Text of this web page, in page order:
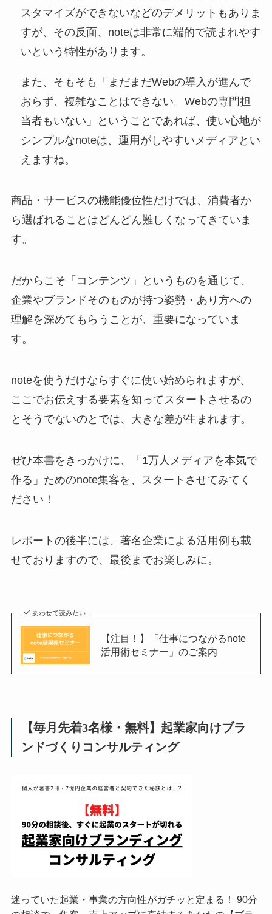
スタマイズができないなどのデメリットもありま
すが、その反面、noteは非常に端的で読まれやす
いという特性があります。
また、そもそも「まだまだWebの導入が進んで
おらず、複雑なことはできない。Webの専門担
当者もいない」ということであれば、使い心地が
シンプルなnoteは、運用がしやすいメディアとい
えますね。
商品・サービスの機能優位性だけでは、消費者か
ら選ばれることはどんどん難しくなってきていま
す。
だからこそ「コンテンツ」というものを通じて、
企業やブランドそのものが持つ姿勢・あり方への
理解を深めてもらうことが、重要になっていま
す。
noteを使うだけならすぐに使い始められますが、
ここでお伝えする要素を知ってスタートさせるの
とそうでないのとでは、大きな差が生まれます。
ぜひ本書をきっかけに、「1万人メディアを本気で
作る」ためのnote集客を、スタートさせてみてく
ださい！
レポートの後半には、著名企業による活用例も載
せておりますので、最後までお楽しみに。
あわせて読みたい
【注目！】「仕事につながるnote
活用術セミナー」のご案内
【毎月先着3名様・無料】起業家向けブラ
ンドづくりコンサルティング
迷っていた起業・事業の方向性がガチッと定まる！ 90分